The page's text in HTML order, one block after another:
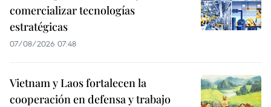
comercializar tecnologías
estratégicas
07/08/2026 07:48
Vietnam y Laos fortalecen la
cooperación en defensa y trabajo